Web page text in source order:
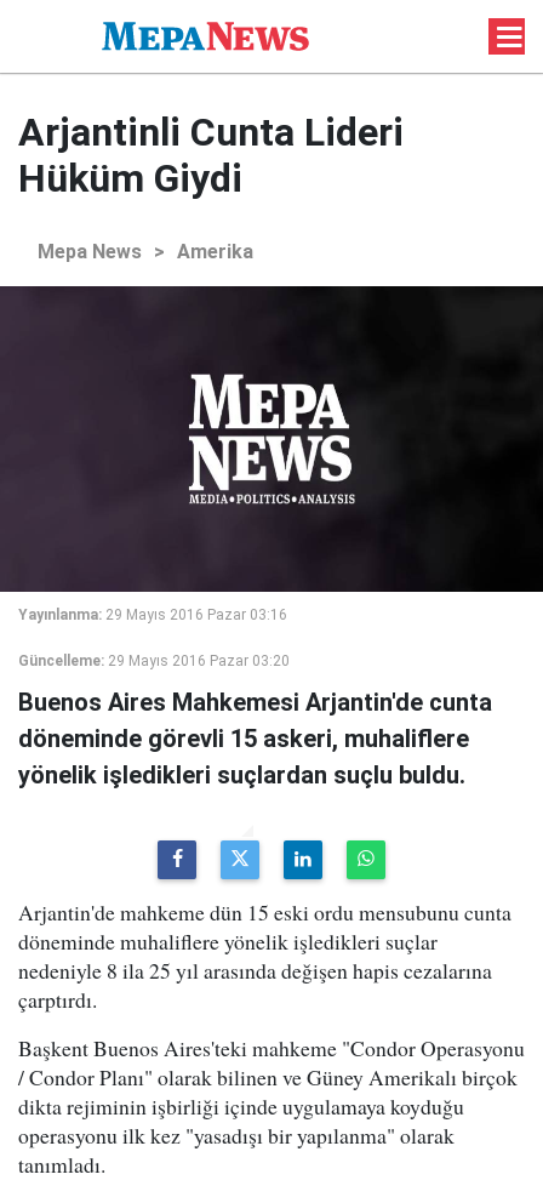
Arjantinli Cunta Lideri
Hüküm Giydi
Mepa News > Amerika
Yayınlanma: 29 Mayıs 2016 Pazar 03:16
Güncelleme: 29 Mayıs 2016 Pazar 03:20
Buenos Aires Mahkemesi Arjantin'de cunta
döneminde görevli 15 askeri, muhaliflere
yönelik işledikleri suçlardan suçlu buldu.
Arjantin'de mahkeme dün 15 eski ordu mensubunu cunta
döneminde muhaliflere yönelik işledikleri suçlar
nedeniyle 8 ila 25 yıl arasında değişen hapis cezalarına
çarptırdı.
Başkent Buenos Aires'teki mahkeme "Condor Operasyonu
/ Condor Planı" olarak bilinen ve Güney Amerikalı birçok
dikta rejiminin işbirliği içinde uygulamaya koyduğu
operasyonu ilk kez "yasadışı bir yapılanma" olarak
tanımladı.